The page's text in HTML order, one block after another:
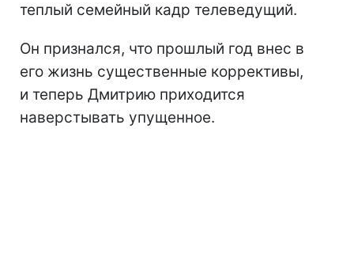
теплый семейный кадр телеведущий.
Он признался, что прошлый год внес в
его жизнь существенные коррективы,
и теперь Дмитрию приходится
наверстывать упущенное.